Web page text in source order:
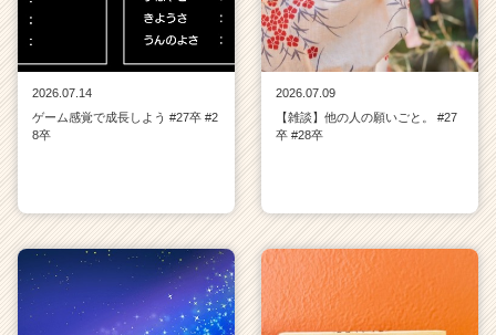
2026.07.14
ゲーム感覚で成長しよう #27卒 #2
8卒
2026.07.09
【雑談】他の人の願いごと。 #27
卒 #28卒